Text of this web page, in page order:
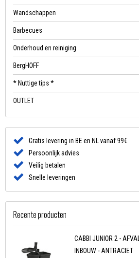
Wandschappen
Barbecues
Onderhoud en reiniging
BergHOFF
* Nuttige tips *
OUTLET
Gratis levering in BE en NL vanaf 99€
Persoonlijk advies
Veilig betalen
Snelle leveringen
Recente producten
CABBI JUNIOR 2 -
INBOUW - ANTRACIET